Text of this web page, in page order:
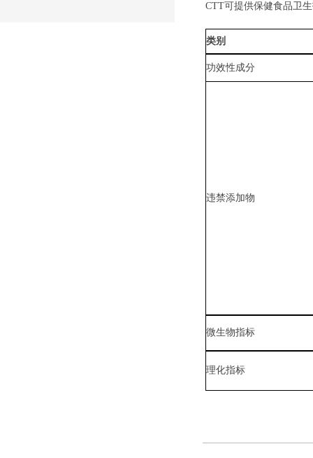
CTT可提供保健食品卫
类别
功效性成分
违禁添加物
微生物指标
理化指标